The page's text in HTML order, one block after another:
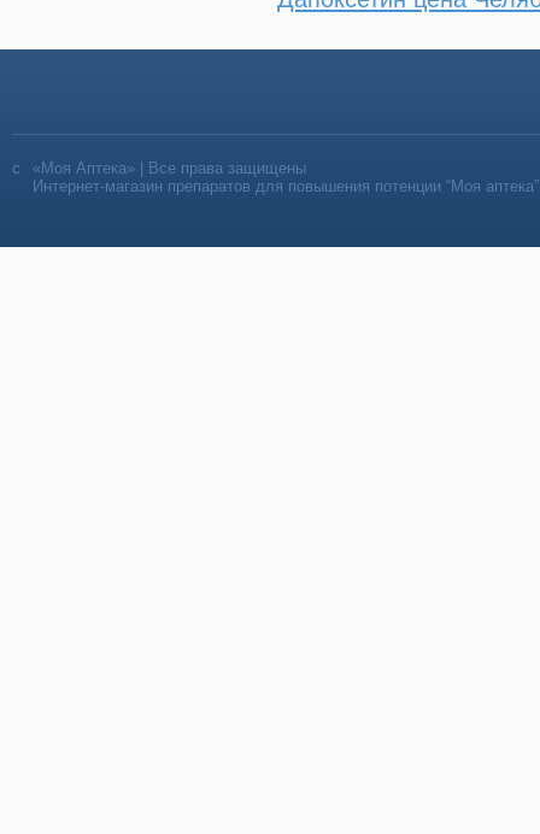
«Моя Аптека» | Все права защищены
Интернет-магазин препаратов для повышения потенции “Моя